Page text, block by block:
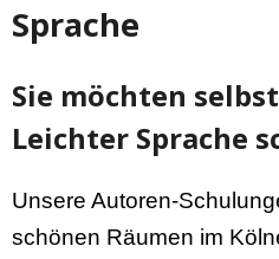
Sprache
Sie möchten
Leichter Sprache
Unsere Autoren-
schönen Räumen im